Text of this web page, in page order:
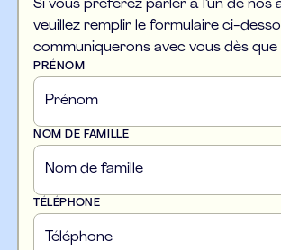
Si vous préférez parler à l’un de nos
veuillez remplir le formulaire ci-
communiquerons avec vous dès que
PRÉNOM
NOM DE FAMILLE
TÉLÉPHONE